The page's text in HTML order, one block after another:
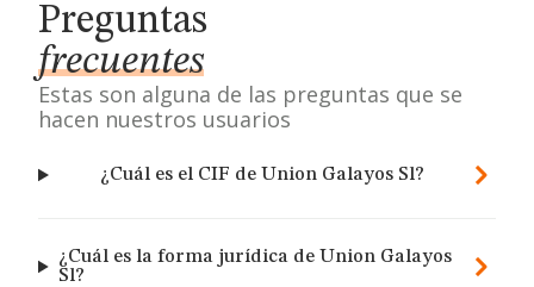
Preguntas
frecuentes
Estas son alguna de las preguntas que se
hacen nuestros usuarios
¿Cuál es el CIF de Union Galayos Sl?
¿Cuál es la forma jurídica de Union Galayos
Sl?